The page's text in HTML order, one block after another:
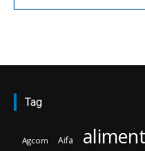
Tag
Agcom Aifa